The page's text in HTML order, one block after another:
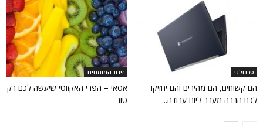
טכנולגי
הם קשוחים, הם מהירים והם יחזיקו
לכם הרבה מעבר ליום עבודה...
זירת המומחים
אסאי – הפרי האקזוטי שיעשה לכם רק
טוב